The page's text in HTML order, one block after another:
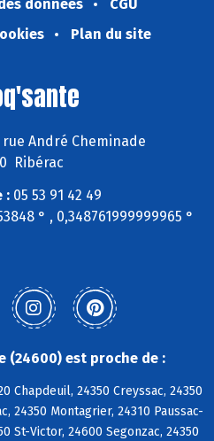
données
CGU
Plan du site
rue André Cheminade
Ribérac
:05 53 91 42 49
° , 0,348761999999965 °
(24600) est proche de :
Chapdeuil, 24350 Creyssac, 24350
24350 Montagrier, 24310 Paussac-
St-Victor, 24600 Segonzac, 24350